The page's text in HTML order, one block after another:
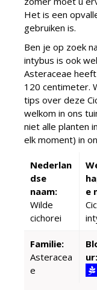
Het is een
gebruiken is.
Ben je op zoek
intybus is ook
Asteraceae
120 centimeter.
tips over deze
welkom in ons
niet alle planten
elk moment) in
Nederlan
dse
naam:
Wilde
cichorei
e
Familie:
Asteracea
e
ur: